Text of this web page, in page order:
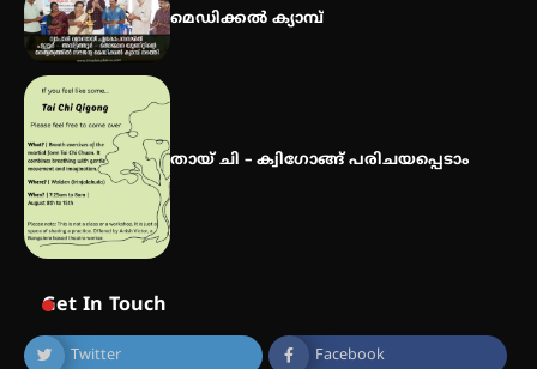
മെഡിക്കൽ ക്യാമ്പ്
തായ് ചി – ക്വിഗോങ്ങ് പരിചയപ്പെടാം
Get In Touch
Twitter Facebook